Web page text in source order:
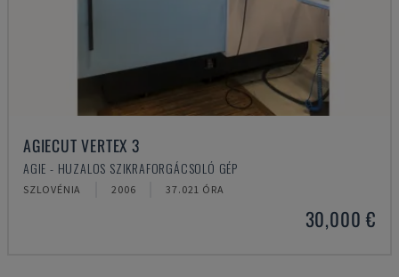
AGIECUT VERTEX 3
AGIE - HUZALOS SZIKRAFORGÁCSOLÓ GÉP
SZLOVÉNIA 2006 37.021 ÓRA
30,000 €